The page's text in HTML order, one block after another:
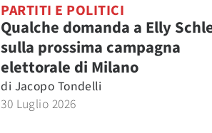
PARTITI E POLITICI
Qualche domanda a Elly
sulla prossima campagna
elettorale di Milano
di Jacopo Tondelli
30 Luglio 2026